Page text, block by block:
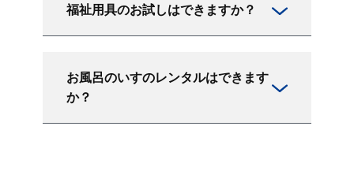
福祉用具のお試しはできますか？
お風呂のいすのレンタルはできます
か？